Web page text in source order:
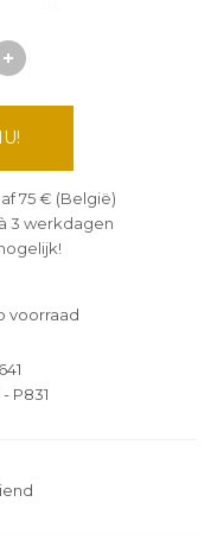
75 € (België)
3 werkdagen
voorraad
- P831